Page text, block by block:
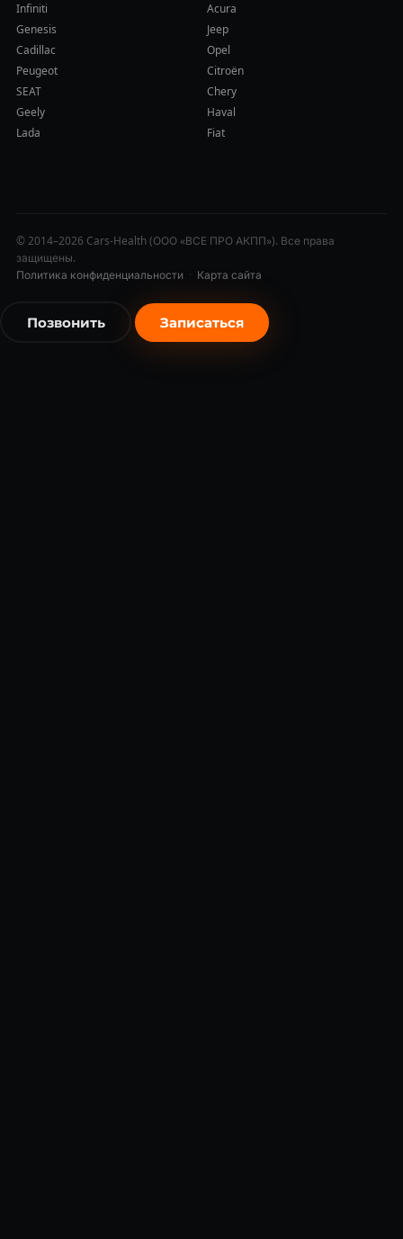
Infiniti
Acura
Genesis
Jeep
Cadillac
Opel
Peugeot
Citroën
SEAT
Chery
Geely
Haval
Lada
Fiat
© 2014–2026 Cars-Health (ООО «ВСЕ ПРО АКПП»). Все права
защищены.
Политика конфиденциальности · Карта сайта
Позвонить Записаться